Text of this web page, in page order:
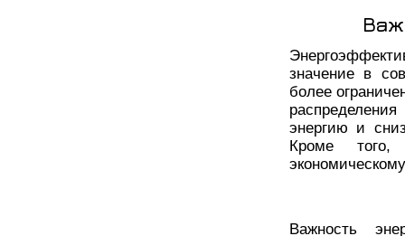
значение в
более
энергию и
Кроме того,
Важность